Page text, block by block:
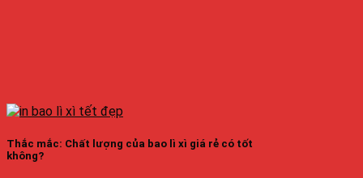
Thắc mắc: Chất lượng của bao lì xì giá rẻ có tốt
không?